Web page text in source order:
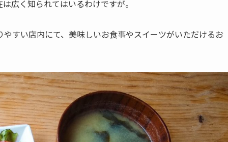
広く知られてはいるわけですが。
すい店内にて、美味しいお食事やスイーツがいただけるお